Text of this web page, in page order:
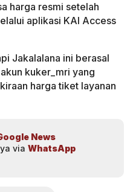
harga resmi setelah
aplikasi KAI Access
Jakalalana ini berasal
kuker_mri yang
harga tiket layanan
News
via WhatsApp